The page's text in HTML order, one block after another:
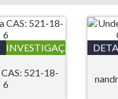
INVESTIGAÇÃO
521-18-
6